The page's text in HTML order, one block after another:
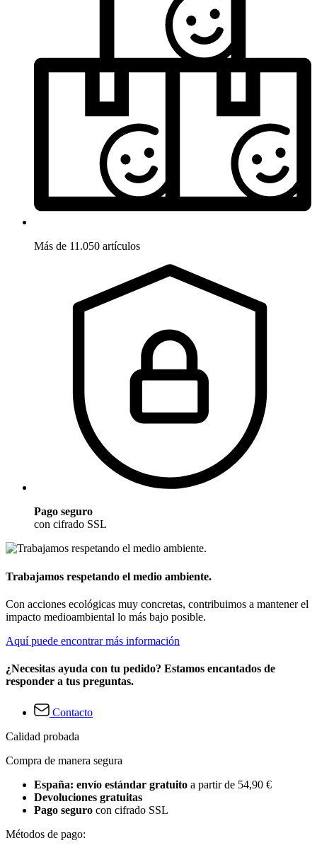
Más de 11.050 artículos
Pago seguro
con cifrado SSL
Trabajamos respetando el medio ambiente.
Con acciones ecológicas muy concretas, contribuimos a mantener el
impacto medioambiental lo más bajo posible.
Aquí puede encontrar más información
¿Necesitas ayuda con tu pedido? Estamos encantados de
responder a tus preguntas.
Contacto
Calidad probada
Compra de manera segura
España: envío estándar gratuito a partir de 54,90 €
Devoluciones gratuitas
Pago seguro con cifrado SSL
Métodos de pago: